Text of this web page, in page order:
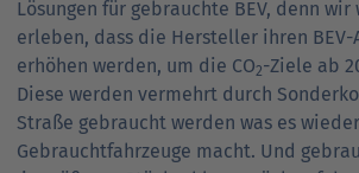
Lösungen für gebrauchte BEV, denn wir
erleben, dass die Hersteller ihren
erhöhen werden, um die CO2-Ziele ab
Diese werden vermehrt durch
Straße gebraucht werden was es
Gebrauchtfahrzeuge macht. Und